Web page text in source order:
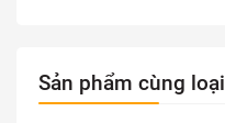
Sản phẩm cùng loại